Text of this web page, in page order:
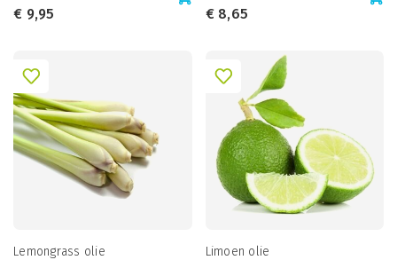
€ 9,95 €8,65
Lemongrass olie
Limoen olie